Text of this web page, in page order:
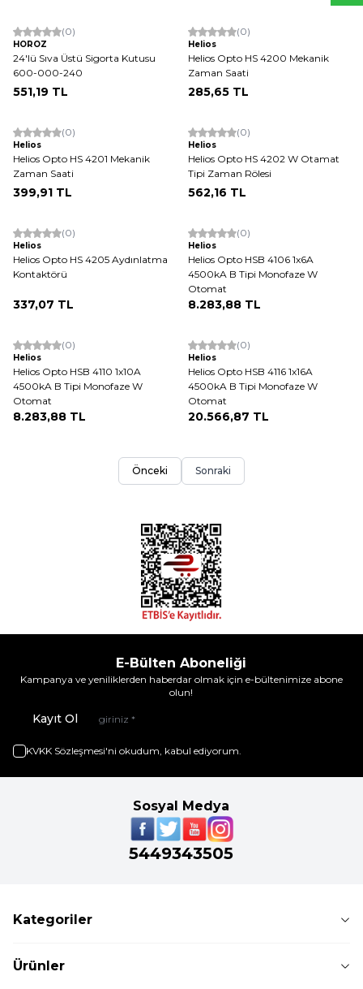
(0)
HOROZ
24'lü Sıva Üstü Sigorta Kutusu
600-000-240
551,19 TL
(0)
Helios
Helios Opto HS 4200 Mekanik
Zaman Saati
285,65 TL
(0)
Helios
Helios Opto HS 4201 Mekanik
Zaman Saati
399,91 TL
(0)
Helios
Helios Opto HS 4202 W Otamat
Tipi Zaman Rölesi
562,16 TL
(0)
Helios
Helios Opto HS 4205 Aydınlatma
Kontaktörü
337,07 TL
(0)
Helios
Helios Opto HSB 4106 1x6A
4500kA B Tipi Monofaze W
Otomat
8.283,88 TL
(0)
Helios
Helios Opto HSB 4110 1x10A
4500kA B Tipi Monofaze W
Otomat
8.283,88 TL
(0)
Helios
Helios Opto HSB 4116 1x16A
4500kA B Tipi Monofaze W
Otomat
20.566,87 TL
Önceki Sonraki
E-Bülten Aboneliği
Kampanya ve yeniliklerden haberdar olmak için e-bültenimize abone
olun!
Kayıt Ol
KVKK Sözleşmesi'ni okudum, kabul ediyorum.
Sosyal Medya
5449343505
Kategoriler
Ürünler